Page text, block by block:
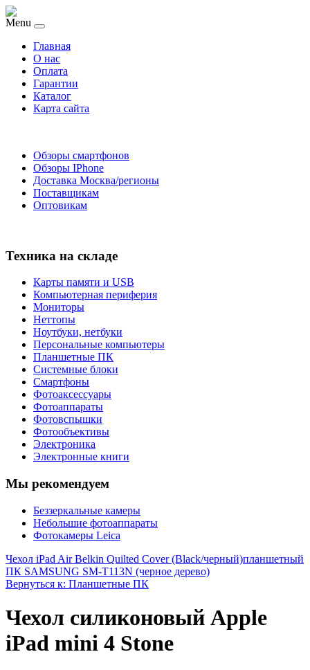
Menu
Главная
O нас
Оплата
Гарантии
Каталог
Карта сайта
Обзоры смартфонов
Обзоры IPhone
Доставка Москва/регионы
Поставщикам
Оптовикам
Техника на складе
Карты памяти и USB
Компьютерная периферия
Мониторы
Неттопы
Ноутбуки, нетбуки
Персональные компьютеры
Планшетные ПК
Системные блоки
Смартфоны
Фотоаксессуары
Фотоаппараты
Фотовспышки
Фотообъективы
Электроника
Электронные книги
Мы рекомендуем
Беззеркальные камеры
Небольшие фотоаппараты
Фотокамеры Leica
Чехол iPad Air Belkin Quilted Cover (Black/черный)планшетный
ПК SAMSUNG SM-T113N (черное дерево)
Вернуться к: Планшетные ПК
Чехол силиконовый Apple
iPad mini 4 Stone